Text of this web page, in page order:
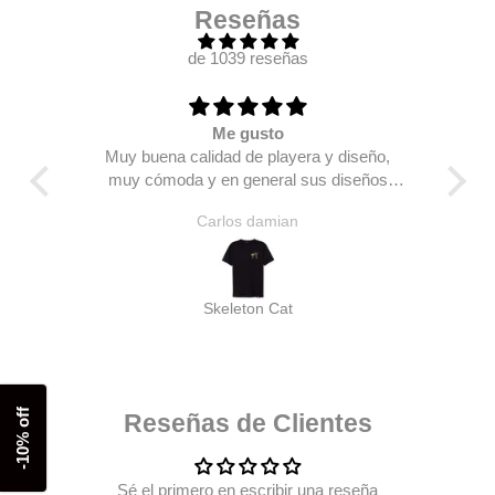
Reseñas
de 1039 reseñas
Me gusto
Muy buena calidad de playera y diseño,
muy cómoda y en general sus diseños
Carlos damian
Skeleton Cat
Reseñas de Clientes
Sé el primero en escribir una reseña
Compra ahora y paga a meses
sin tarjeta de crédito
-10% off